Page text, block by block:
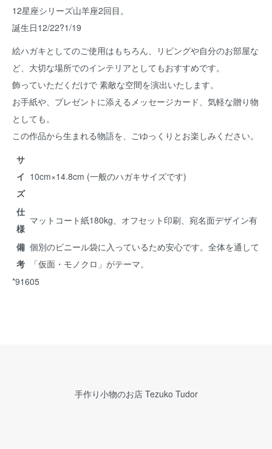
12星座シリーズ山羊座2回目。
誕生日12/22?1/19
絵ハガキとしてのご使用はもちろん、リビングや自分のお部屋な
ど、大切な場所でのインテリアとしてもおすすめです。
飾っていただくだけで 素敵な空間を演出いたします。
お手紙や、プレゼントに添えるメッセージカード、気軽な贈り物
としても。
この作品から生まれる物語を、ごゆっくりとお楽しみください。
サ
イ
ズ
10cm×14.8cm (一般のハガキサイズです)
仕
様
マットコート紙180kg、オフセット印刷、宛名面デザイン有
備
考
個別のビニール袋に入っているため安心です。全体を通して
「仮面・モノクロ」がテーマ。
*91605
手作り小物のお店 Tezuko Tudor